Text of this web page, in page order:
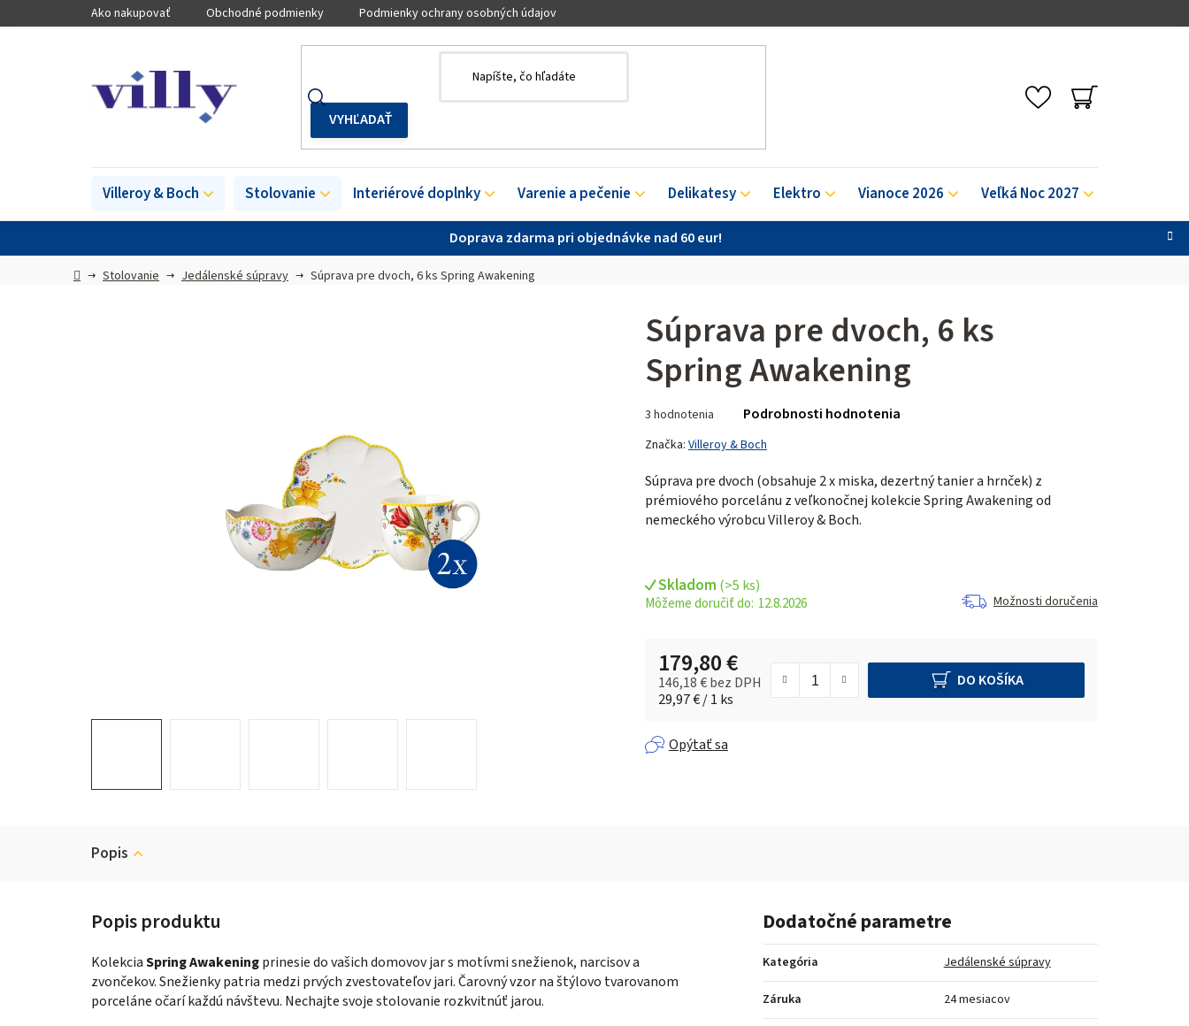
na
Doprava zdarma pri objednávke nad 60 eur!
Ako nakupovať Obchodné podmienky Podmienky ochrany osobných údajov
NÁKUPNÝ
KOŠÍK
Villeroy & Boch Stolovanie Interiérové doplnky Varenie a pečenie Delikatesy Elektro Vianoce 2026 Veľká Noc 2027
DomovStolovanie Jedálenské súpravy Súprava pre dvoch, 6 ks Spring Awakening
Súprava pre dvoch, 6 ks
Spring Awakening
hodnotenie
produktu
5,0
z 5
hviezdičiek.
3 hodnotenia Podrobnosti hodnotenia
Značka: Villeroy & Boch
Súprava pre dvoch (obsahuje 2 x miska, dezertný tanier a hrnček) z
prémiového porcelánu z veľkonočnej kolekcie Spring Awakening od
nemeckého výrobcu Villeroy & Boch.
Skladom (>5 ks)
12.8.2026 Možnosti doručenia
179,80 €
146,18 € bez DPH
Jednotková cena:
29,97 € / 1 ks
DO KOŠÍKA
Opýtať sa
Popis
KolekciaSpring Awakeningprinesie do vašich domovov jar s motívmi snežienok, narcisov a
zvončekov. Snežienky patria medzi prvých zvestovateľov jari. Čarovný vzor na štýlovo tvarovanom
porceláne očarí každú návštevu. Nechajte svoje stolovanie rozkvitnúť jarou.
Dodatočné parametre
Kategória Jedálenské súpravy
Záruka 24 mesiacov